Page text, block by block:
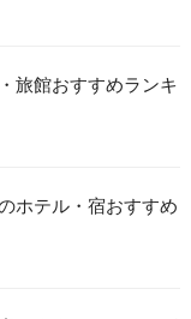
旅館おすすめランキ
ホテル・宿おすすめ